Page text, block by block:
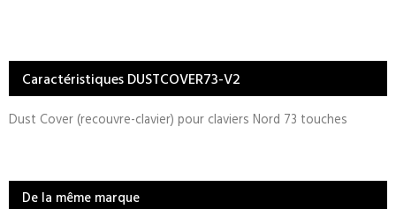
Caractéristiques DUSTCOVER73-V2
Dust Cover (recouvre-clavier) pour claviers Nord 73 touches
De la même marque